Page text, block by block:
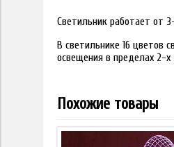
Светильник работает от
В светильнике 16 цветов
освещения в пределах 2-
Похожие товары